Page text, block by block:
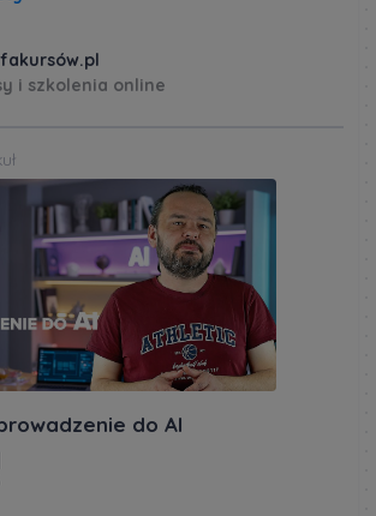
i szkolenia online
do AI